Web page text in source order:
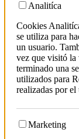
Analitíca
Cookies
se utiliza para
un usuario.
vez que visitó la
terminado una
utilizados para
realizadas por el
Marketing